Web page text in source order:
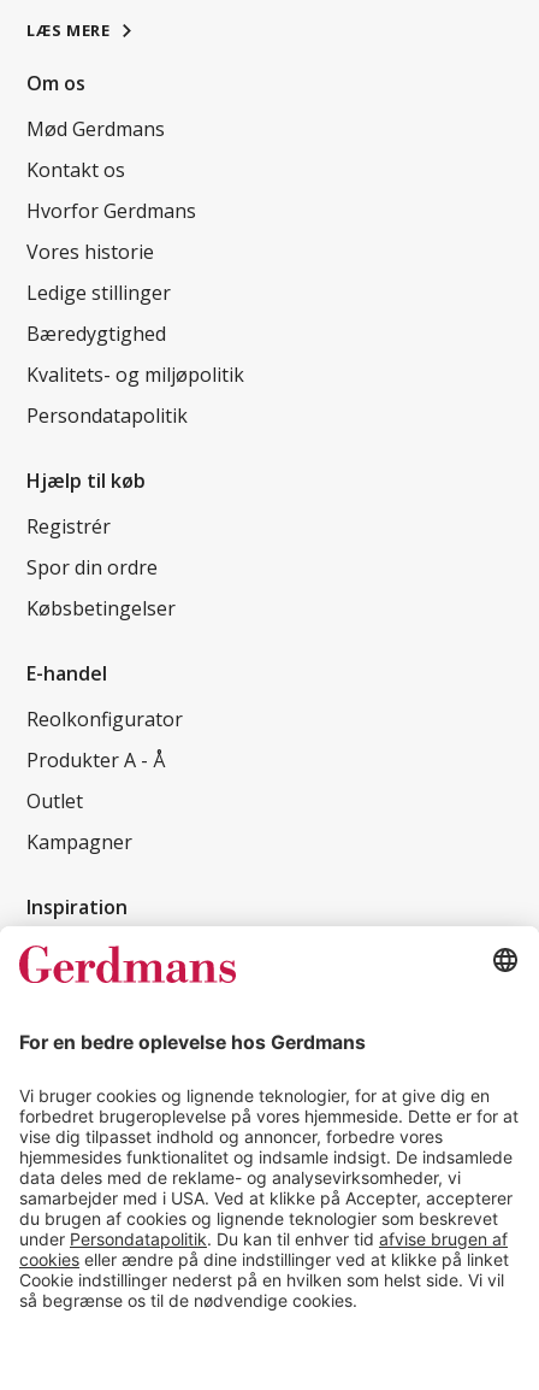
LÆS MERE
Om os
Mød Gerdmans
Kontakt os
Hvorfor Gerdmans
Vores historie
Ledige stillinger
Bæredygtighed
Kvalitets- og miljøpolitik
Persondatapolitik
Hjælp til køb
Registrér
Spor din ordre
Købsbetingelser
E-handel
Reolkonfigurator
Produkter A - Å
Outlet
Kampagner
Inspiration
Kundereferencer
Tips & guides
Kontakt
salg@gerdmans.dk
49 18 07 07
Salgsafdeling åbningstider
08.00-16.00